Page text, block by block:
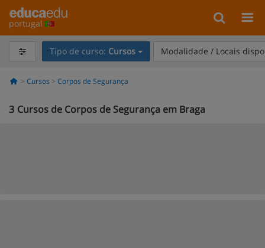
portugal
Tipo de curso: Cursos Modalidade / Locais
Cursos Corpos de Segurança
3 Cursos de Corpos de Segurança em Braga